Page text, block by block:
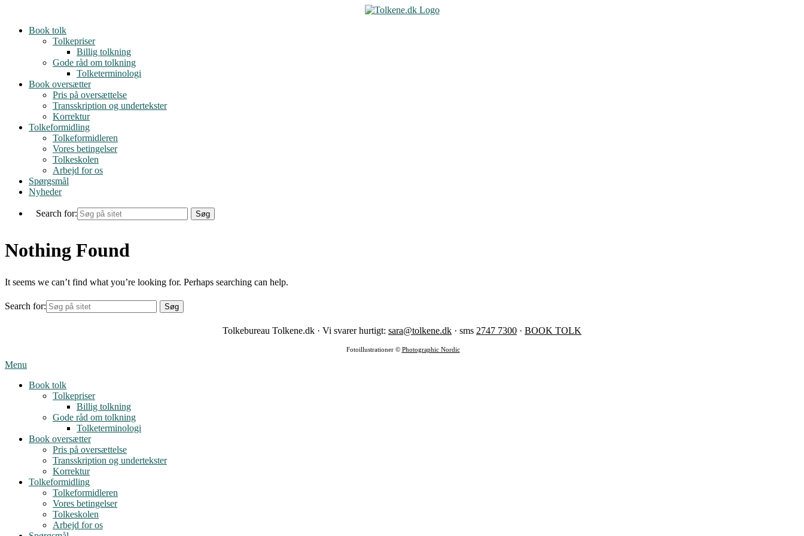
contentBook tolk
Tolkepriser
Billig tolkning
Gode råd om tolkning
Tolketerminologi
Book oversætter
Pris på oversættelse
Transskription og undertekster
Korrektur
Tolkeformidling
Tolkeformidleren
Vores betingelser
Tolkeskolen
Arbejd for os
Spørgsmål
Nyheder
Search for:
Nothing Found
It seems we can’t find what you’re looking for. Perhaps searching can help.
Search for:
Tolkebureau Tolkene.dk · Vi svarer hurtigt: sara@tolkene.dk · sms 2747 7300 · BOOK TOLK
Fotoillustrationer © Photographic Nordic
Menu
Book tolk
Tolkepriser
Billig tolkning
Gode råd om tolkning
Tolketerminologi
Book oversætter
Pris på oversættelse
Transskription og undertekster
Korrektur
Tolkeformidling
Tolkeformidleren
Vores betingelser
Tolkeskolen
Arbejd for os